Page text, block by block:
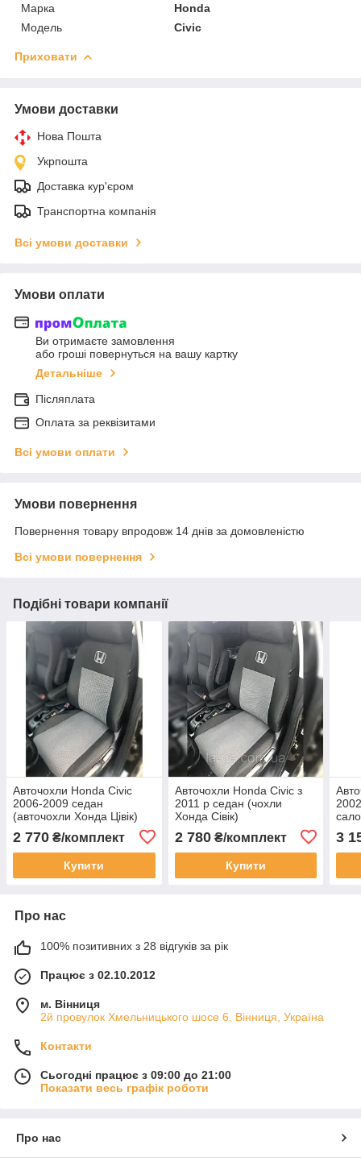
Марка
Honda
Модель
Civic
Приховати
Умови доставки
Нова Пошта
Укрпошта
Доставка кур'єром
Транспортна компанія
Всі умови доставки
Умови оплати
Ви отримаєте замовлення
або гроші повернуться на вашу картку
Детальніше
Післяплата
Оплата за реквізитами
Всі умови оплати
Умови повернення
Повернення товару впродовж 14 днів за домовленістю
Всі умови повернення
Подібні товари компанії
Авточохли Honda Civic
2006-2009 седан
(авточохли Хонда Цівік)
2 770 ₴/комплект
Купити
Авточохли Honda Civic з
2011 р седан (чохли
Хонда Сівік)
2 780₴/комплект
Купити
3
Про нас
100% позитивних з 28 відгуків за рік
Працює з 02.10.2012
м. Вінниця
2й провулок Хмельницького шосе 6, Вінниця, Україна
Контакти
Сьогодні працює з 09:00 до 21:00
Показати весь графік роботи
Про нас